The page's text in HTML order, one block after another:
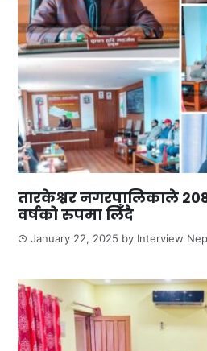
तारकेश्वर नगरपालिकाले
वर्षको रुपमा लिँदै
January 22, 2025 by Interview